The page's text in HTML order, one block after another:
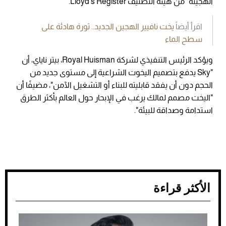
اقرأ أيضاً يخت نافيير الهجين الجديد.. ثورة هادئة على
سطح الماء
ويؤكد الرئيس التنفيذي لشركة Royal Huisman، بيتر ناياي، أن
"Sky يدفع بتصميم اليخوت الشراعية إلى مستوى جديد من
الحجم دون أن يفقد قابليته للبناء أو التشغيل الآمن"، مضيفًا أن
"اليخت مصمم لمالك يرغب في الإبحار حول العالم بأكثر الطرق
استدامة وصداقة للبيئة".
الأكثر قراءة